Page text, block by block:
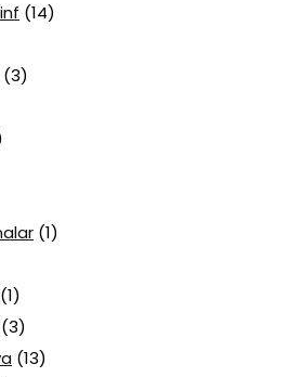
(14)
(3)
(1)
(1)
(3)
(13)